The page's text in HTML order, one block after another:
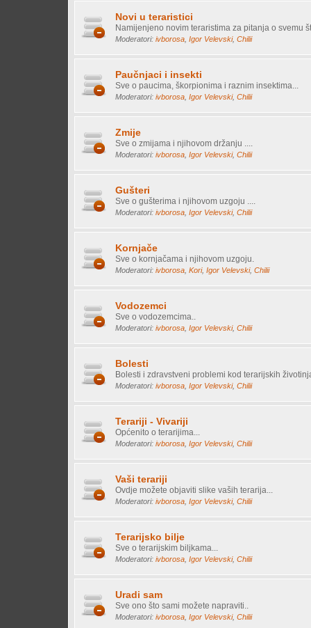
Novi u teraristici
Namijenjeno novim teraristima za pitanja o svemu
Moderatori: ivborosa Igor Velevski, Chilii
Paučnjaci i insekti
Sve o paucima, škorpionima i raznim insektima...
Moderatori: ivborosa Igor Velevski, Chilii
Zmije
Sve o zmijama i njihovom držanju ....
Moderatori: ivborosa Igor Velevski, Chilii
Gušteri
Sve o gušterima i njihovom uzgoju ....
Moderatori: ivborosa Igor Velevski, Chilii
Kornjače
Sve o kornjačama i njihovom uzgoju.
Moderatori: ivborosa Kori, Igor Velevski, Chilii
Vodozemci
Sve o vodozemcima..
Moderatori: ivborosa Igor Velevski, Chilii
Bolesti
Bolesti i zdravstveni problemi kod terarijskih
Moderatori: ivborosa Igor Velevski, Chilii
Terariji - Vivariji
Općenito o terarijima...
Moderatori: ivborosa Igor Velevski, Chilii
Vaši terariji
Ovdje možete objaviti slike vaših terarija...
Moderatori: ivborosa Igor Velevski, Chilii
Terarijsko bilje
Sve o terarijskim biljkama...
Moderatori: ivborosa Igor Velevski, Chilii
Uradi sam
Sve ono što sami možete napraviti..
Moderatori: ivborosa Igor Velevski, Chilii